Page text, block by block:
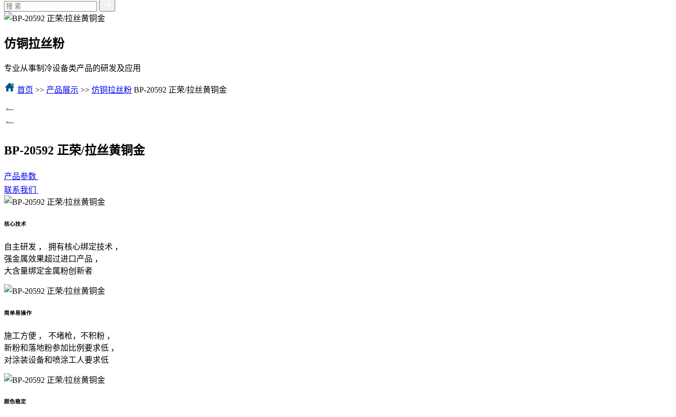
仿铜拉丝粉
专业从事制冷设备类产品的研发及应用
首页 >> 产品展示 >> 仿铜拉丝粉 BP-20592 正荣/拉丝黄铜金
BP-20592 正荣/拉丝黄铜金
产品参数
联系我们
核心技术
自主研发 ， 拥有核心绑定技术 ，
强金属效果超过进口产品 ，
大含量绑定金属粉创新者
简单易操作
施工方便 ， 不堵枪，不积粉 ，
新粉和落地粉参加比例要求低 ，
对涂装设备和喷涂工人要求低
颜色稳定